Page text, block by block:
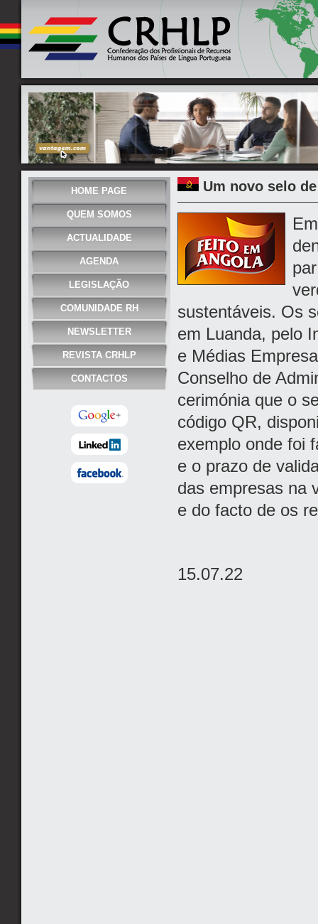
HOME PAGE
QUEM SOMOS
ACTUALIDADE
AGENDA
LEGISLAÇÃO
COMUNIDADE RH
NEWSLETTER
REVISTA CRHLP
CONTACTOS
Um novo selo
sustentáveis. Os
em Luanda, pelo
e Médias
Conselho de
cerimónia que o
código QR,
exemplo onde foi
e o prazo de
das empresas na
e do facto de os
15.07.22